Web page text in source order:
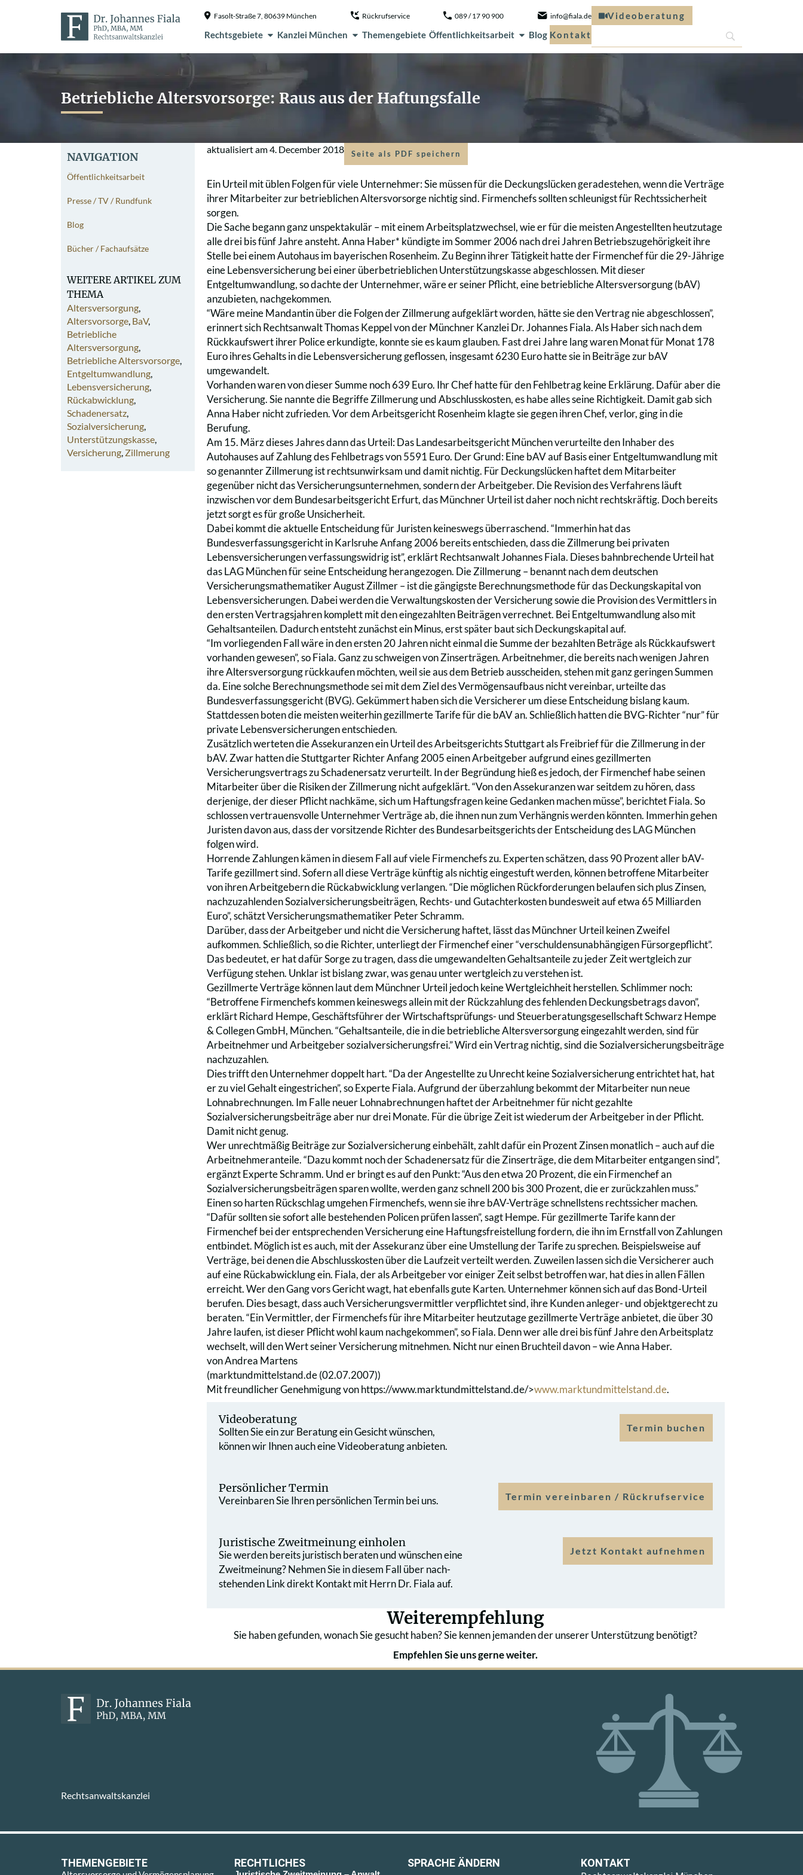
Fasolt-Straße 7, 80639 München Rückrufservice 089 / 17 90 900 info@fiala.de
Rechtsgebiete Kanzlei München Themengebiete Öffentlichkeitsarbeit Blog Kontakt
Videoberatung
Betriebliche Altersvorsorge: Raus aus der Haftungsfalle
NAVIGATION
Öffentlichkeitsarbeit
Presse / TV / Rundfunk
Blog
Bücher / Fachaufsätze
WEITERE ARTIKEL ZUM
THEMA
Altersversorgung,
Altersvorsorge, BaV,
Betriebliche
Altersversorgung,
Betriebliche Altersvorsorge,
Entgeltumwandlung,
Lebensversicherung,
Rückabwicklung,
Schadenersatz,
Sozialversicherung,
Unterstützungskasse,
Versicherung, Zillmerung
aktualisiert am4. December 2018 Seite als PDF speichern
Ein Urteil mit üblen Folgen für viele Unternehmer: Sie müssen für die Deckungslücken geradestehen, wenn die Verträge
ihrer Mitarbeiter zur betrieblichen Altersvorsorge nichtig sind. Firmenchefs sollten schleunigst für Rechtssicherheit
sorgen.
Die Sache begann ganz unspektakulär – mit einem Arbeitsplatzwechsel, wie er für die meisten Angestellten heutzutage
alle drei bis fünf Jahre ansteht. Anna Haber* kündigte im Sommer 2006 nach drei Jahren Betriebszugehörigkeit ihre
Stelle bei einem Autohaus im bayerischen Rosenheim. Zu Beginn ihrer Tätigkeit hatte der Firmenchef für die 29-Jährige
eine Lebensversicherung bei einer überbetrieblichen Unterstützungskasse abgeschlossen. Mit dieser
Entgeltumwandlung, so dachte der Unternehmer, wäre er seiner Pflicht, eine betriebliche Altersversorgung (bAV)
anzubieten, nachgekommen.
“Wäre meine Mandantin über die Folgen der Zillmerung aufgeklärt worden, hätte sie den Vertrag nie abgeschlossen”,
erinnert sich Rechtsanwalt Thomas Keppel von der Münchner Kanzlei Dr. Johannes Fiala. Als Haber sich nach dem
Rückkaufswert ihrer Police erkundigte, konnte sie es kaum glauben. Fast drei Jahre lang waren Monat für Monat 178
Euro ihres Gehalts in die Lebensversicherung geflossen, insgesamt 6230 Euro hatte sie in Beiträge zur bAV
umgewandelt.
Vorhanden waren von dieser Summe noch 639 Euro. Ihr Chef hatte für den Fehlbetrag keine Erklärung. Dafür aber die
Versicherung. Sie nannte die Begriffe Zillmerung und Abschlusskosten, es habe alles seine Richtigkeit. Damit gab sich
Anna Haber nicht zufrieden. Vor dem Arbeitsgericht Rosenheim klagte sie gegen ihren Chef, verlor, ging in die
Berufung.
Am 15. März dieses Jahres dann das Urteil: Das Landesarbeitsgericht München verurteilte den Inhaber des
Autohauses auf Zahlung des Fehlbetrags von 5591 Euro. Der Grund: Eine bAV auf Basis einer Entgeltumwandlung mit
so genannter Zillmerung ist rechtsunwirksam und damit nichtig. Für Deckungslücken haftet dem Mitarbeiter
gegenüber nicht das Versicherungsunternehmen, sondern der Arbeitgeber. Die Revision des Verfahrens läuft
inzwischen vor dem Bundesarbeitsgericht Erfurt, das Münchner Urteil ist daher noch nicht rechtskräftig. Doch bereits
jetzt sorgt es für große Unsicherheit.
Dabei kommt die aktuelle Entscheidung für Juristen keineswegs überraschend. “Immerhin hat das
Bundesverfassungsgericht in Karlsruhe Anfang 2006 bereits entschieden, dass die Zillmerung bei privaten
Lebensversicherungen verfassungswidrig ist”, erklärt Rechtsanwalt Johannes Fiala. Dieses bahnbrechende Urteil hat
das LAG München für seine Entscheidung herangezogen. Die Zillmerung – benannt nach dem deutschen
Versicherungsmathematiker August Zillmer – ist die gängigste Berechnungsmethode für das Deckungskapital von
Lebensversicherungen. Dabei werden die Verwaltungskosten der Versicherung sowie die Provision des Vermittlers in
den ersten Vertragsjahren komplett mit den eingezahlten Beiträgen verrechnet. Bei Entgeltumwandlung also mit
Gehaltsanteilen. Dadurch entsteht zunächst ein Minus, erst später baut sich Deckungskapital auf.
“Im vorliegenden Fall wäre in den ersten 20 Jahren nicht einmal die Summe der bezahlten Beträge als Rückkaufswert
vorhanden gewesen”, so Fiala. Ganz zu schweigen von Zinserträgen. Arbeitnehmer, die bereits nach wenigen Jahren
ihre Altersversorgung rückkaufen möchten, weil sie aus dem Betrieb ausscheiden, stehen mit ganz geringen Summen
da. Eine solche Berechnungsmethode sei mit dem Ziel des Vermögensaufbaus nicht vereinbar, urteilte das
Bundesverfassungsgericht (BVG). Gekümmert haben sich die Versicherer um diese Entscheidung bislang kaum.
Stattdessen boten die meisten weiterhin gezillmerte Tarife für die bAV an. Schließlich hatten die BVG-Richter “nur” für
private Lebensversicherungen entschieden.
Zusätzlich werteten die Assekuranzen ein Urteil des Arbeitsgerichts Stuttgart als Freibrief für die Zillmerung in der
bAV. Zwar hatten die Stuttgarter Richter Anfang 2005 einen Arbeitgeber aufgrund eines gezillmerten
Versicherungsvertrags zu Schadenersatz verurteilt. In der Begründung hieß es jedoch, der Firmenchef habe seinen
Mitarbeiter über die Risiken der Zillmerung nicht aufgeklärt. “Von den Assekuranzen war seitdem zu hören, dass
derjenige, der dieser Pflicht nachkäme, sich um Haftungsfragen keine Gedanken machen müsse”, berichtet Fiala. So
schlossen vertrauensvolle Unternehmer Verträge ab, die ihnen nun zum Verhängnis werden könnten. Immerhin gehen
Juristen davon aus, dass der vorsitzende Richter des Bundesarbeitsgerichts der Entscheidung des LAG München
folgen wird.
Horrende Zahlungen kämen in diesem Fall auf viele Firmenchefs zu. Experten schätzen, dass 90 Prozent aller bAV-
Tarife gezillmert sind. Sofern all diese Verträge künftig als nichtig eingestuft werden, können betroffene Mitarbeiter
von ihren Arbeitgebern die Rückabwicklung verlangen. “Die möglichen Rückforderungen belaufen sich plus Zinsen,
nachzuzahlenden Sozialversicherungsbeiträgen, Rechts- und Gutachterkosten bundesweit auf etwa 65 Milliarden
Euro”, schätzt Versicherungsmathematiker Peter Schramm.
Darüber, dass der Arbeitgeber und nicht die Versicherung haftet, lässt das Münchner Urteil keinen Zweifel
aufkommen. Schließlich, so die Richter, unterliegt der Firmenchef einer “verschuldensunabhängigen Fürsorgepflicht”.
Das bedeutet, er hat dafür Sorge zu tragen, dass die umgewandelten Gehaltsanteile zu jeder Zeit wertgleich zur
Verfügung stehen. Unklar ist bislang zwar, was genau unter wertgleich zu verstehen ist.
Gezillmerte Verträge können laut dem Münchner Urteil jedoch keine Wertgleichheit herstellen. Schlimmer noch:
“Betroffene Firmenchefs kommen keineswegs allein mit der Rückzahlung des fehlenden Deckungsbetrags davon”,
erklärt Richard Hempe, Geschäftsführer der Wirtschaftsprüfungs- und Steuerberatungsgesellschaft Schwarz Hempe
& Collegen GmbH, München. “Gehaltsanteile, die in die betriebliche Altersversorgung eingezahlt werden, sind für
Arbeitnehmer und Arbeitgeber sozialversicherungsfrei.” Wird ein Vertrag nichtig, sind die Sozialversicherungsbeiträge
nachzuzahlen.
Dies trifft den Unternehmer doppelt hart. “Da der Angestellte zu Unrecht keine Sozialversicherung entrichtet hat, hat
er zu viel Gehalt eingestrichen”, so Experte Fiala. Aufgrund der überzahlung bekommt der Mitarbeiter nun neue
Lohnabrechnungen. Im Falle neuer Lohnabrechnungen haftet der Arbeitnehmer für nicht gezahlte
Sozialversicherungsbeiträge aber nur drei Monate. Für die übrige Zeit ist wiederum der Arbeitgeber in der Pflicht.
Damit nicht genug.
Wer unrechtmäßig Beiträge zur Sozialversicherung einbehält, zahlt dafür ein Prozent Zinsen monatlich – auch auf die
Arbeitnehmeranteile. “Dazu kommt noch der Schadenersatz für die Zinserträge, die dem Mitarbeiter entgangen sind”,
ergänzt Experte Schramm. Und er bringt es auf den Punkt: “Aus den etwa 20 Prozent, die ein Firmenchef an
Sozialversicherungsbeiträgen sparen wollte, werden ganz schnell 200 bis 300 Prozent, die er zurückzahlen muss.”
Einen so harten Rückschlag umgehen Firmenchefs, wenn sie ihre bAV-Verträge schnellstens rechtssicher machen.
“Dafür sollten sie sofort alle bestehenden Policen prüfen lassen”, sagt Hempe. Für gezillmerte Tarife kann der
Firmenchef bei der entsprechenden Versicherung eine Haftungsfreistellung fordern, die ihn im Ernstfall von Zahlungen
entbindet. Möglich ist es auch, mit der Assekuranz über eine Umstellung der Tarife zu sprechen. Beispielsweise auf
Verträge, bei denen die Abschlusskosten über die Laufzeit verteilt werden. Zuweilen lassen sich die Versicherer auch
auf eine Rückabwicklung ein. Fiala, der als Arbeitgeber vor einiger Zeit selbst betroffen war, hat dies in allen Fällen
erreicht. Wer den Gang vors Gericht wagt, hat ebenfalls gute Karten. Unternehmer können sich auf das Bond-Urteil
berufen. Dies besagt, dass auch Versicherungsvermittler verpflichtet sind, ihre Kunden anleger- und objektgerecht zu
beraten. “Ein Vermittler, der Firmenchefs für ihre Mitarbeiter heutzutage gezillmerte Verträge anbietet, die über 30
Jahre laufen, ist dieser Pflicht wohl kaum nachgekommen”, so Fiala. Denn wer alle drei bis fünf Jahre den Arbeitsplatz
wechselt, will den Wert seiner Versicherung mitnehmen. Nicht nur einen Bruchteil davon – wie Anna Haber.
von Andrea Martens
(marktundmittelstand.de (02.07.2007))
Mit freundlicher Genehmigung vonhttps://www.marktundmittelstand.de/>www.marktundmittelstand.de.
Videoberatung
Sollten Sie ein zur Beratung ein Gesicht wünschen,
können wir Ihnen auch eine Videoberatung anbieten.
Termin buchen
Persönlicher Termin
Vereinbaren Sie Ihren persönlichen Termin bei uns. Termin vereinbaren / Rückrufservice
Juristische Zweit­meinung einholen
Sie werden bereits juristisch beraten und wünschen eine
Zweit­meinung? Nehmen Sie in diesem Fall über nach­
stehenden Link direkt Kontakt mit Herrn Dr. Fiala auf.
Jetzt Kontakt aufnehmen
Weiterempfehlung
Sie haben gefunden, wonach Sie gesucht haben? Sie kennen jemanden der unserer Unterstützung benötigt?
Empfehlen Sie uns gerne weiter.
Rechtsanwaltskanzlei
THEMENGEBIETE RECHTLICHES SPRACHE ÄNDERN KONTAKT